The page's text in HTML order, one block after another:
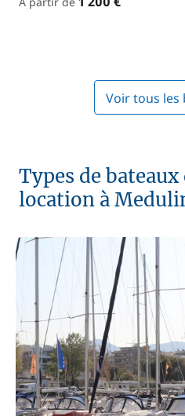
Voir tous les
Types de
location à